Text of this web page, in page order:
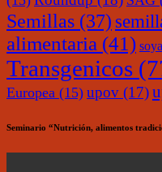
Semillas (37)
alimentaria (41) soya
Transgenicos
Europea (15) upov (17)
Seminario “Nutrición, alimentos